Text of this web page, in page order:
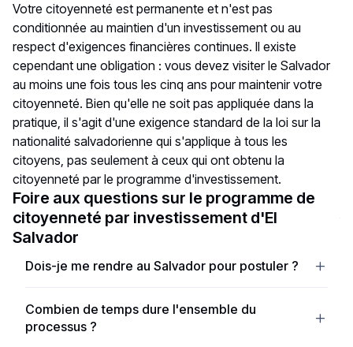
Votre citoyenneté est permanente et n'est pas
conditionnée au maintien d'un investissement ou au
respect d'exigences financières continues. Il existe
cependant une obligation : vous devez visiter le Salvador
au moins une fois tous les cinq ans pour maintenir votre
citoyenneté. Bien qu'elle ne soit pas appliquée dans la
pratique, il s'agit d'une exigence standard de la loi sur la
nationalité salvadorienne qui s'applique à tous les
citoyens, pas seulement à ceux qui ont obtenu la
citoyenneté par le programme d'investissement.
Foire aux questions sur le programme de
citoyenneté par investissement d'El
Salvador
Dois-je me rendre au Salvador pour postuler ?
en ligne via le portail Adopting El Salvador. Vous
n'avez pas besoin de visiter le pays, de passer des
Combien de temps dure l'ensemble du
processus ?